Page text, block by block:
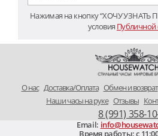
Нажимая на кнопку “ХОЧУ УЗНАТЬ
условия
O нас Доставка/Оплата Обмен и возврат
Наши часы на руке Отзывы
8 (991) 358-
Email:
Время работы: c